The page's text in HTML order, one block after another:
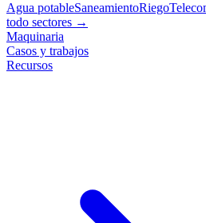
Agua potableSaneamientoRiego
todo sectores →
Maquinaria
Casos y trabajos
Recursos